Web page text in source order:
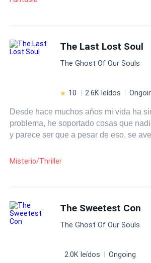
The Last Lost Soul
The Ghost Of Our Souls
10 2.6K leídos
Desde hace muchos años mi vida ha
problema, he soportado cosas que
y parece ser que a pesar de eso, se
feliz.
Misterio/Thriller
The Sweetest Con
The Ghost Of Our Souls
2.0K leídos Ongoing